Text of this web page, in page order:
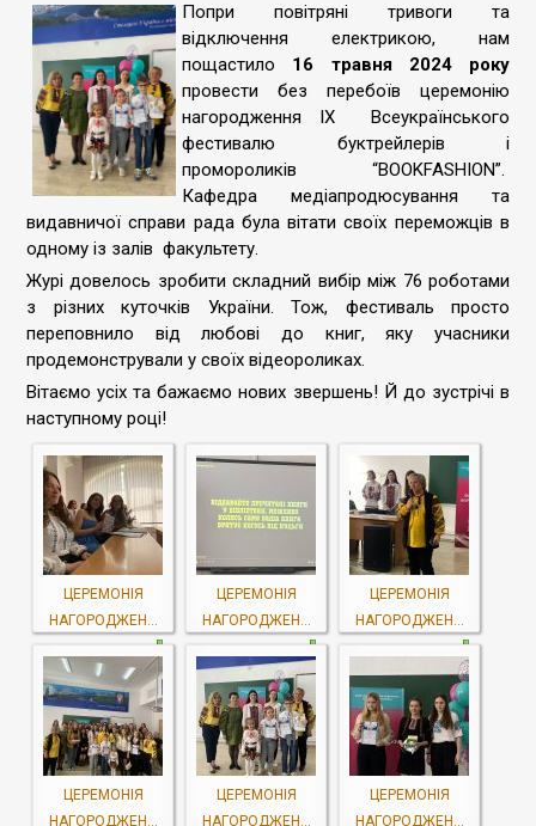
Попри повітряні тривоги та
відключення електрикою, нам
пощастило 16 травня 2024 року
провести без перебоїв церемонію
нагородження IX Всеукраїнського
фестивалю буктрейлерів і
промороликів “BOOKFASHION”.
Кафедра медіапродюсування та
видавничої справи рада була вітати своїх переможців в
одному із залів факультету.
Журі довелось зробити складний вибір між 76 роботами
з різних куточків України. Тож, фестиваль просто
переповнило від любові до книг, яку учасники
продемонстрували у своїх відеороликах.
Вітаємо усіх та бажаємо нових звершень! Й до зустрічі в
наступному році!
ЦЕРЕМОНІЯ
НАГОРОДЖЕН...
ЦЕРЕМОНІЯ
НАГОРОДЖЕН...
ЦЕРЕМОНІЯ
НАГОРОДЖЕН...
ЦЕРЕМОНІЯ
НАГОРОДЖЕН...
ЦЕРЕМОНІЯ
НАГОРОДЖЕН...
ЦЕРЕМОНІЯ
НАГОРОДЖЕН...